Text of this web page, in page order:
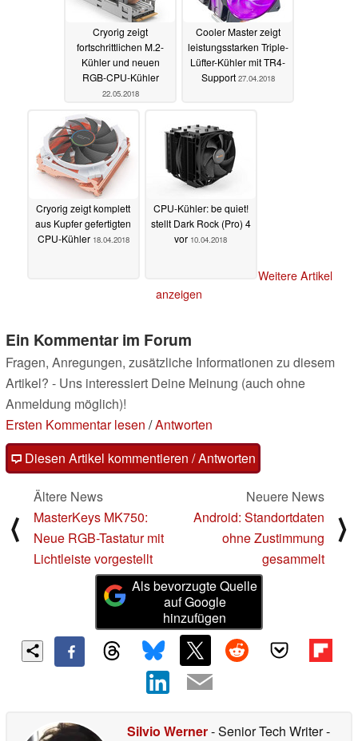
Cryorig zeigt
fortschrittlichen M.2-
Kühler und neuen
RGB-CPU-Kühler
22.05.2018
Cooler Master zeigt
leistungsstarken Triple-
Lüfter-Kühler mit TR4-
Support 27.04.2018
Cryorig zeigt komplett
aus Kupfer gefertigten
CPU-Kühler 18.04.2018
CPU-Kühler: be quiet!
stellt Dark Rock (Pro) 4
vor 10.04.2018
Weitere Artikel
anzeigen
Ein Kommentar im Forum
Fragen, Anregungen, zusätzliche Informationen zu diesem
Artikel? - Uns interessiert Deine Meinung (auch ohne
Anmeldung möglich)!
Ersten Kommentar lesen /Antworten
Diesen Artikel kommentieren / Antworten
⟨
Ältere News
MasterKeys MK750:
Neue RGB-Tastatur mit
Lichtleiste vorgestellt
Neuere News
Android: Standortdaten
ohne Zustimmung
gesammelt
⟩
Als bevorzugte Quelle
auf Google
hinzufügen
Silvio Werner- Senior Tech Writer-